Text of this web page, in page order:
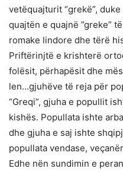
vetëquajturit “grekë”,
quajtën e quajnë ”greke”
romake lindore dhe tërë
Priftërinjtë e krishterë
folësit, përhapësit dhe
len…gjuhëve të reja për
“Greqi”, gjuha e popullit
kishës. Popullata ishte
dhe gjuha e saj ishte
popullata vendase,
Edhe nën sundimin e